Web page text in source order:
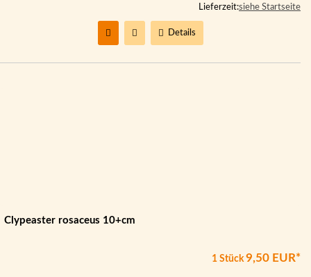
Lieferzeit:siehe Startseite
Details
Clypeaster rosaceus 10+cm
1 Stück 9,50 EUR*